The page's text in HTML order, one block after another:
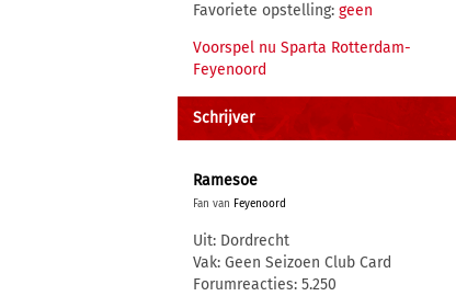
Favoriete opstelling: geen
Voorspel nu Sparta Rotterdam-
Feyenoord
Schrijver
Ramesoe
Fan van Feyenoord
Uit: Dordrecht
Vak: Geen Seizoen Club Card
Forumreacties: 5.250